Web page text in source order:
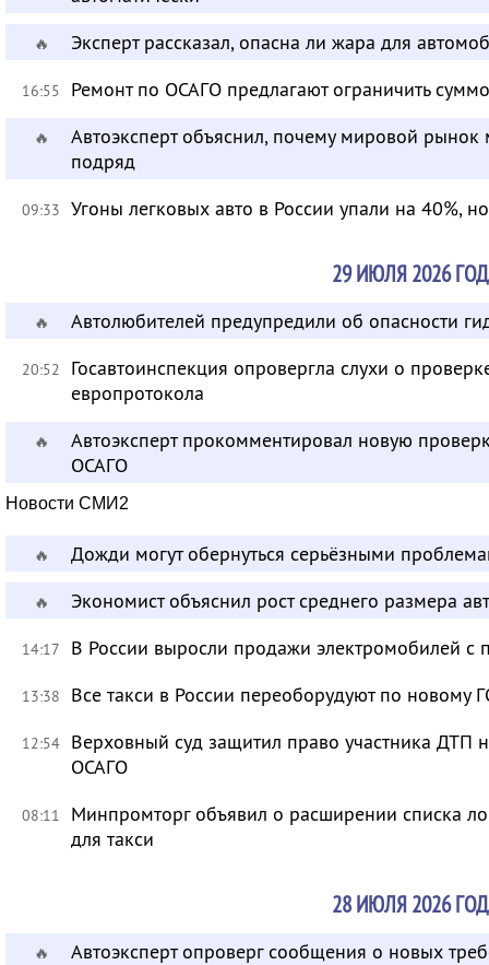
🔥 Эксперт рассказал, опасна ли жара для
16:55 Ремонт по ОСАГО предлагают ограничить
🔥
Автоэксперт объяснил, почему мировой
подряд
09:33 Угоны легковых авто в России упали на 40%,
29 ИЮЛЯ 2026
🔥 Автолюбителей предупредили об опасности
20:52
Госавтоинспекция опровергла слухи о
европротокола
🔥
Автоэксперт прокомментировал новую
ОСАГО
Новости СМИ2
🔥 Дожди могут обернуться серьёзными
🔥 Экономист объяснил рост среднего размера
14:17 В России выросли продажи электромобилей с
13:38 Все такси в России переоборудуют по новому
12:54 Верховный суд защитил право участника ДТП
ОСАГО
08:11
Минпромторг объявил о расширении списка
для такси
28 ИЮЛЯ 2026
🔥 Автоэксперт опроверг сообщения о новых